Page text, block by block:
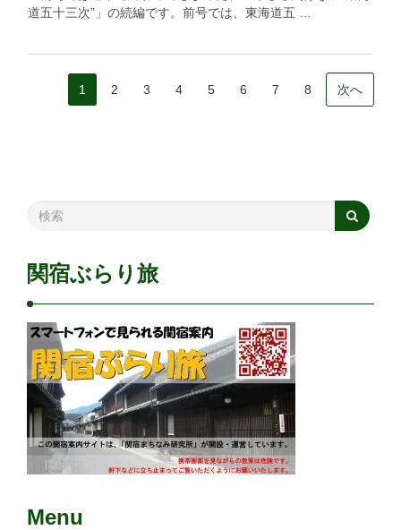
道五十三次”」の続編です。前号では、東海道五 …
1 2 3 4 5 6 7 8 次へ
関宿ぶらり旅
Menu